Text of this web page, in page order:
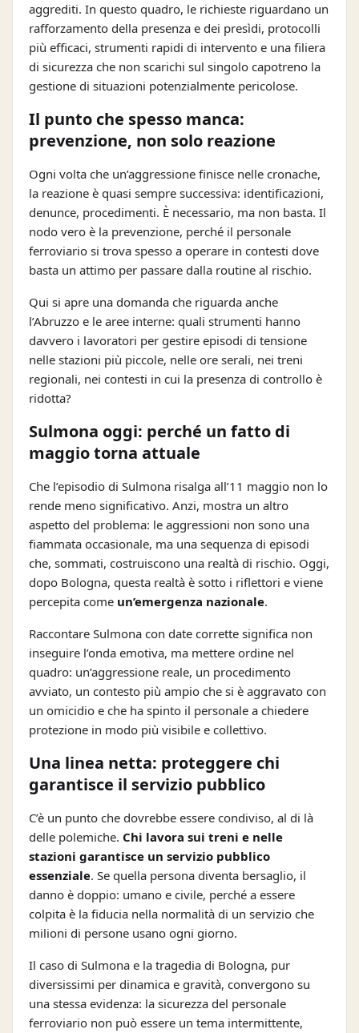
aggrediti. In questo quadro, le richieste riguardano un
rafforzamento della presenza e dei presìdi, protocolli
più efficaci, strumenti rapidi di intervento e una filiera
di sicurezza che non scarichi sul singolo capotreno la
gestione di situazioni potenzialmente pericolose.
Il punto che spesso manca:
prevenzione, non solo reazione
Ogni volta che un’aggressione finisce nelle cronache,
la reazione è quasi sempre successiva: identificazioni,
denunce, procedimenti. È necessario, ma non basta. Il
nodo vero è la prevenzione, perché il personale
ferroviario si trova spesso a operare in contesti dove
basta un attimo per passare dalla routine al rischio.
Qui si apre una domanda che riguarda anche
l’Abruzzo e le aree interne: quali strumenti hanno
davvero i lavoratori per gestire episodi di tensione
nelle stazioni più piccole, nelle ore serali, nei treni
regionali, nei contesti in cui la presenza di controllo è
ridotta?
Sulmona oggi: perché un fatto di
maggio torna attuale
Che l’episodio di Sulmona risalga all’11 maggio non lo
rende meno significativo. Anzi, mostra un altro
aspetto del problema: le aggressioni non sono una
fiammata occasionale, ma una sequenza di episodi
che, sommati, costruiscono una realtà di rischio. Oggi,
dopo Bologna, questa realtà è sotto i riflettori e viene
percepita come un’emergenza nazionale.
Raccontare Sulmona con date corrette significa non
inseguire l’onda emotiva, ma mettere ordine nel
quadro: un’aggressione reale, un procedimento
avviato, un contesto più ampio che si è aggravato con
un omicidio e che ha spinto il personale a chiedere
protezione in modo più visibile e collettivo.
Una linea netta: proteggere chi
garantisce il servizio pubblico
C’è un punto che dovrebbe essere condiviso, al di là
delle polemiche. Chi lavora sui treni e nelle
stazioni garantisce un servizio pubblico
essenziale. Se quella persona diventa bersaglio, il
danno è doppio: umano e civile, perché a essere
colpita è la fiducia nella normalità di un servizio che
milioni di persone usano ogni giorno.
Il caso di Sulmona e la tragedia di Bologna, pur
diversissimi per dinamica e gravità, convergono su
una stessa evidenza: la sicurezza del personale
ferroviario non può essere un tema intermittente,